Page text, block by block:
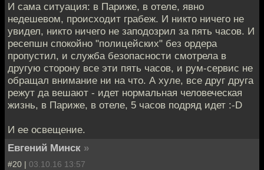
И сама ситуация: в Париже, в отеле, явно
недешевом, происходит грабеж. И никто ничего не
увидел, никто ничего не заподозрил за пять часов. И
ресепшн спокойно "полицейских" без ордера
пропустил, и служба безопасности смотрела в
другую сторону все эти пять часов, и рум-сервис не
обращал внимание ни на что. А хуле, все друг друга
режут да вешают - идет нормальная человеческая
жизнь, в Париже, в отеле, 5 часов подряд идет :-D
И ее освещение.
Евгений Минск »
#20 | 03.10.16 13:57